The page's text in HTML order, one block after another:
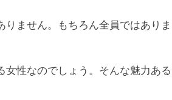
ません。もちろん全員ではありま
性なのでしょう。そんな魅力ある